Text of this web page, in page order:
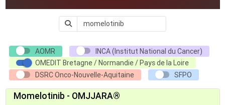
AOMR
INCA (Institut National du Cancer)
OMEDIT Bretagne / Normandie / Pays de la Loire
DSRC Onco-Nouvelle-Aquitaine
SFPO
Momelotinib - OMJJARA®